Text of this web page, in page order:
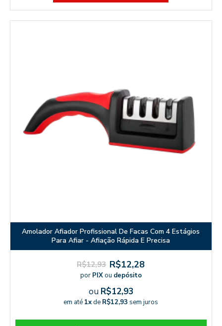
Amolador Afiador Profissional De Facas Com 4 Estágios
Para Afiar - Afiação Rápida E Precisa
R$12,93 R$12,28
por PIXou depósito
ou R$12,93
em até 1xde R$12,93 sem juros